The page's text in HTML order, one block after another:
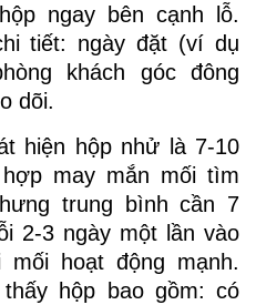
ngay bên cạnh lỗ.
tiết: ngày đặt (ví dụ
khách góc đông
dõi.
hiện hộp nhử là 7-10
may mắn mối tìm
trung bình cần 7
2-3 ngày một lần vào
mối hoạt động mạnh.
hộp bao gồm: có